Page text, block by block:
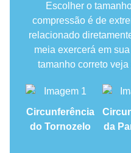
Escolher o
compressão é de
relacionado
meia exercerá em
tamanho correto
Circunferência
do Tornozelo
da